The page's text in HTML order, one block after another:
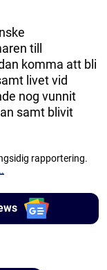
till
komma att bli
livet vid
nog vunnit
samt blivit
rapportering.